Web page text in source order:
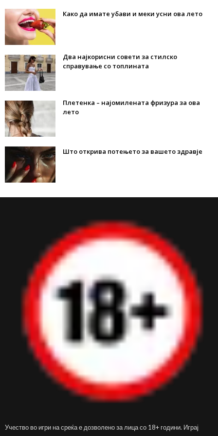
Како да имате убави и меки усни ова лето
Два најкорисни совети за стилско
справување со топлината
Плетенка – најомилената фризура за ова
лето
Што открива потењето за вашето здравје
Учество во игри на среќа е дозволено за лица со 18+ години. Играј